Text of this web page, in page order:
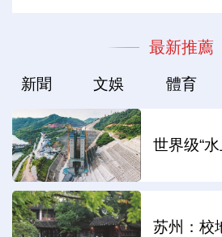
最新推薦
新聞 文娛 體育
世界级“
苏州：校